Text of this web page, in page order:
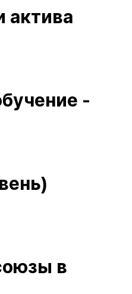
актива
-
в